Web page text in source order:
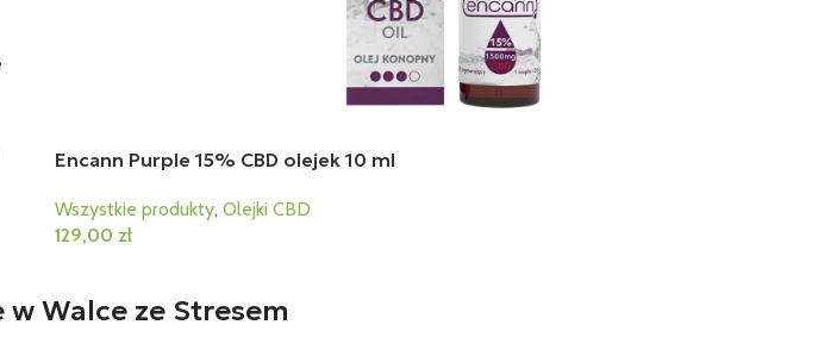
Encann Purple 15% CBD olejek 10 ml
Wszystkie produkty, Olejki CBD
129,00 zł
Walce ze Stresem